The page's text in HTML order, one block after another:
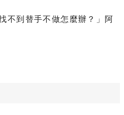
不到替手不做怎麼辦？」阿